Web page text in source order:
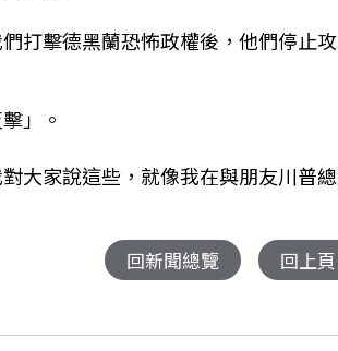
打擊德黑蘭恐怖政權後，他們停止
」。
大家說這些，就像我在與朋友川普
回新聞總覽 回上頁